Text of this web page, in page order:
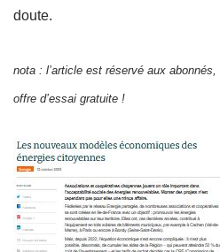
doute.
nota : l’article est réservé aux
offre d’essai gratuite !